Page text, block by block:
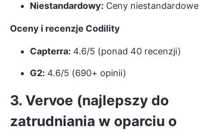
Niestandardowy: Ceny niestandardowe
Oceny i recenzje Codility
Capterra: 4.6/5 (ponad 40 recenzji)
G2: 4.6/5 (690+ opinii)
3. Vervoe (najlepszy do
zatrudniania w oparciu o